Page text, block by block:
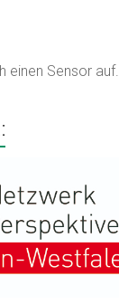
einen Sensor auf.